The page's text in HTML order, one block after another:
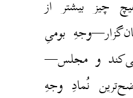
چیز بیشتر از
بومیِ
و مجلس—
نُمادِ وجهِ